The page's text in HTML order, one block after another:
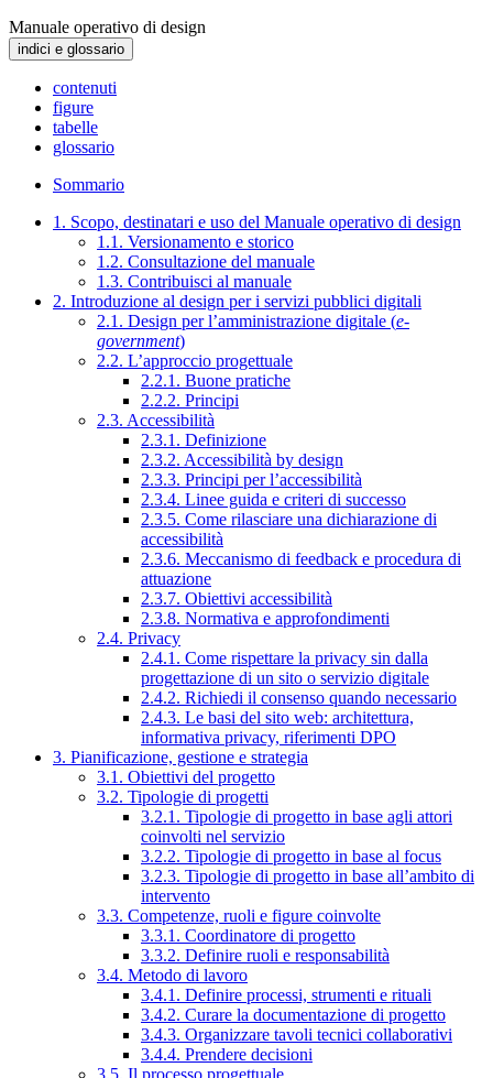
Manuale operativo di design
indici e glossario
contenuti
figure
tabelle
glossario
Sommario
1. Scopo, destinatari e uso del Manuale operativo di design
1.1. Versionamento e storico
1.2. Consultazione del manuale
1.3. Contribuisci al manuale
2. Introduzione al design per i servizi pubblici digitali
2.1. Design per l’amministrazione digitale (e-
government)
2.2. L’approccio progettuale
2.2.1. Buone pratiche
2.2.2. Principi
2.3. Accessibilità
2.3.1. Definizione
2.3.2. Accessibilità by design
2.3.3. Principi per l’accessibilità
2.3.4. Linee guida e criteri di successo
2.3.5. Come rilasciare una dichiarazione di
accessibilità
2.3.6. Meccanismo di feedback e procedura di
attuazione
2.3.7. Obiettivi accessibilità
2.3.8. Normativa e approfondimenti
2.4. Privacy
2.4.1. Come rispettare la privacy sin dalla
progettazione di un sito o servizio digitale
2.4.2. Richiedi il consenso quando necessario
2.4.3. Le basi del sito web: architettura,
informativa privacy, riferimenti DPO
3. Pianificazione, gestione e strategia
3.1. Obiettivi del progetto
3.2. Tipologie di progetti
3.2.1. Tipologie di progetto in base agli attori
coinvolti nel servizio
3.2.2. Tipologie di progetto in base al focus
3.2.3. Tipologie di progetto in base all’ambito di
intervento
3.3. Competenze, ruoli e figure coinvolte
3.3.1. Coordinatore di progetto
3.3.2. Definire ruoli e responsabilità
3.4. Metodo di lavoro
3.4.1. Definire processi, strumenti e rituali
3.4.2. Curare la documentazione di progetto
3.4.3. Organizzare tavoli tecnici collaborativi
3.4.4. Prendere decisioni
3.5. Il processo progettuale